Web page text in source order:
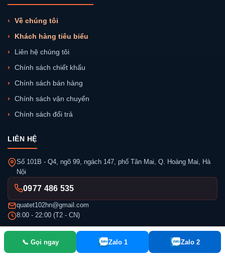
📞 Gọi ngay Zalo 1 Zalo 2
Về chúng tôi
Khách hàng tiêu biểu
Liên hệ chúng tôi
Chính sách chiết khấu
Chính sách bán hàng
Chính sách vận chuyển
Chính sách đổi trả
LIÊN HỆ
Số 101B - Q4, ngõ 99, ngách 147, phố Tân Mai, Q. Hoàng Mai, Hà
Nội
0977 486 535
quatet102hn@gmail.com
8:00 - 22:00 (T2 - CN)
Công ty CP Đầu tư Gifts Việt Nam